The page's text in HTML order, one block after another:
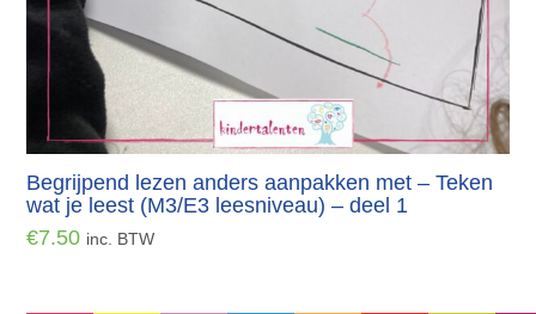
Begrijpend lezen anders aanpakken met – Teken
wat je leest (M3/E3 leesniveau) – deel 1
€7.50 inc. BTW